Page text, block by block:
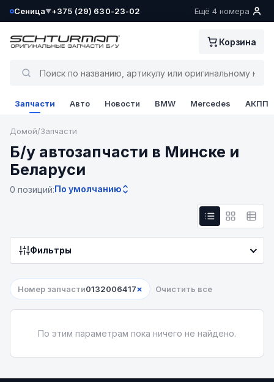
Сеница▼
Ваш склад определён как:
+375 (29) 630-23-02 Ещё 4 номера
Корзина
Запчасти Авто Новости BMW Mercedes АКПП
Домой/Запчасти
Б/у автозапчасти в Минске и
Беларуси
0 позиций:По умолчанию
Фильтры
Номер запчасти0132006417× Очистить все
По этим параметрам пока ничего не найдено.